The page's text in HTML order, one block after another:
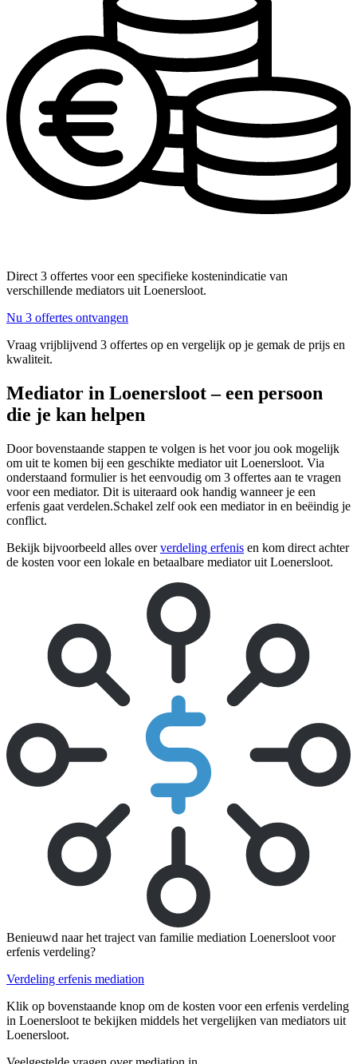
Direct 3 offertes voor een specifieke kostenindicatie van
verschillende mediators uit Loenersloot.
Nu 3 offertes ontvangen
Vraag vrijblijvend 3 offertes op en vergelijk op je gemak de prijs en
kwaliteit.
Mediator in Loenersloot – een persoon
die je kan helpen
Door bovenstaande stappen te volgen is het voor jou ook mogelijk
om uit te komen bij een geschikte mediator uit Loenersloot. Via
onderstaand formulier is het eenvoudig om 3 offertes aan te vragen
voor een mediator. Dit is uiteraard ook handig wanneer je een
erfenis gaat verdelen.Schakel zelf ook een mediator in en beëindig je
conflict.
Bekijk bijvoorbeeld alles oververdeling erfenis en kom direct achter
de kosten voor een lokale en betaalbare mediator uit Loenersloot.
Benieuwd naar het traject van familie mediation Loenersloot voor
erfenis verdeling?
Verdeling erfenis mediation
Klik op bovenstaande knop om de kosten voor een erfenis verdeling
in Loenersloot te bekijken middels het vergelijken van mediators uit
Loenersloot.